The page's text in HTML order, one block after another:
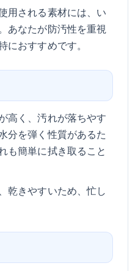
用される素材には、い
あなたが防汚性を重視
おすすめです。
高く、汚れが落ちやす
分を弾く性質があるた
も簡単に拭き取ること
乾きやすいため、忙し